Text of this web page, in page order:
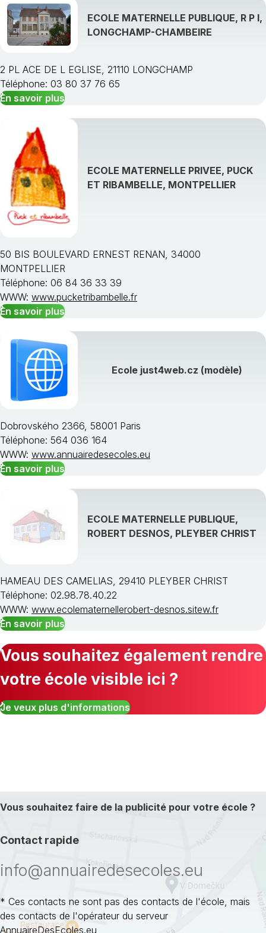
ECOLE MATERNELLE PUBLIQUE, R P I,
LONGCHAMP-CHAMBEIRE
2 PL ACE DE L EGLISE, 21110 LONGCHAMP
Téléphone: 03 80 37 76 65
En savoir plus
ECOLE MATERNELLE PRIVEE, PUCK
ET RIBAMBELLE, MONTPELLIER
50 BIS BOULEVARD ERNEST RENAN, 34000
MONTPELLIER
Téléphone: 06 84 36 33 39
WWW: www.pucketribambelle.fr
En savoir plus
Ecole just4web.cz (modèle)
Dobrovského 2366, 58001 Paris
Téléphone: 564 036 164
WWW: www.annuairedesecoles.eu
En savoir plus
ECOLE MATERNELLE PUBLIQUE,
ROBERT DESNOS, PLEYBER CHRIST
HAMEAU DES CAMELIAS, 29410 PLEYBER CHRIST
Téléphone: 02.98.78.40.22
WWW: www.ecolematernellerobert-desnos.sitew.fr
En savoir plus
Vous souhaitez également rendre
votre école visible ici ?
Je veux plus d'informations
Vous souhaitez faire de la publicité pour votre école ?
Contact rapide
info@annuairedesecoles.eu
* Ces contacts ne sont pas des contacts de l'école, mais
des contacts de l'opérateur du serveur
AnnuaireDesEcoles.eu